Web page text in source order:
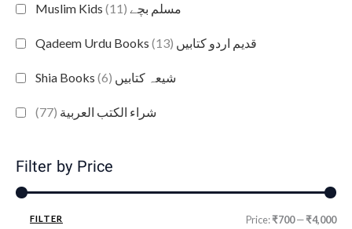
Muslim Kids مسلم بچے (11)
Qadeem Urdu Books قدیم اردو کتابیں (13)
Shia Books شیعہ کتابیں (6)
شراء الكتب العربية (77)
Filter by Price
FILTER Price:₹700—₹4,000